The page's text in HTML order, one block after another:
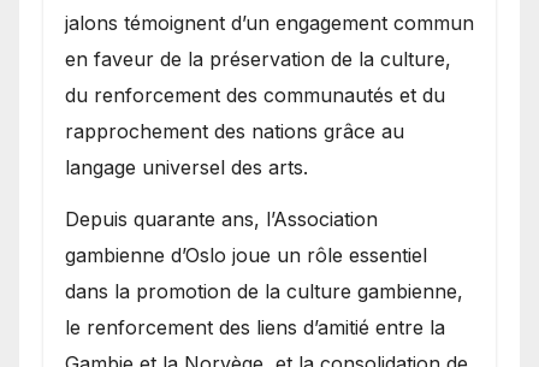
jalons témoignent d’un engagement commun
en faveur de la préservation de la culture,
du renforcement des communautés et du
rapprochement des nations grâce au
langage universel des arts.
​Depuis quarante ans, l’Association
gambienne d’Oslo joue un rôle essentiel
dans la promotion de la culture gambienne,
le renforcement des liens d’amitié entre la